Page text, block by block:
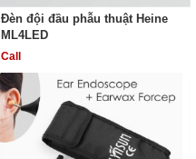
Đèn đội đầu phẫu thuật Heine
ML4LED
Call